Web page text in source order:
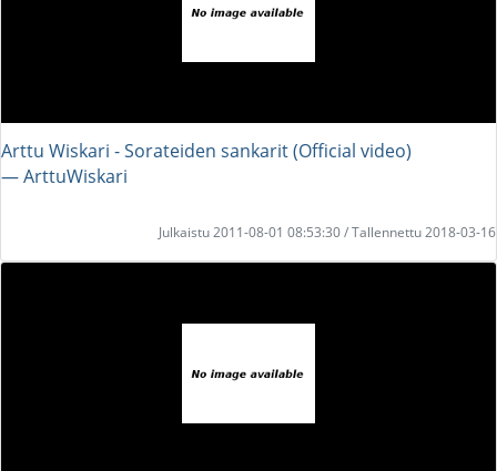
Arttu Wiskari - Sorateiden sankarit (Official video)
― ArttuWiskari
Julkaistu 2011-08-01 08:53:30 / Tallennettu 2018-03-16